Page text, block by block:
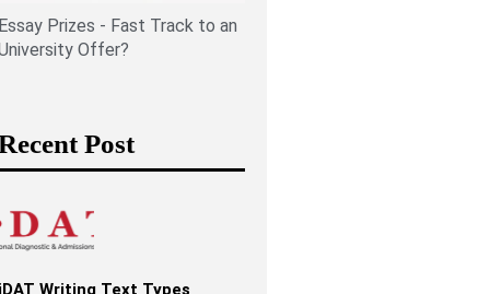
Essay Prizes - Fast Track to an
Offer?
Post
iDAT Writing Text Types